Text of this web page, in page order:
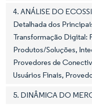
4. ANÁLISE DO
Detalhada dos
Transformação Digital:
Produtos/Soluções,
Provedores de
Usuários Finais,
5. DINÂMICA DO